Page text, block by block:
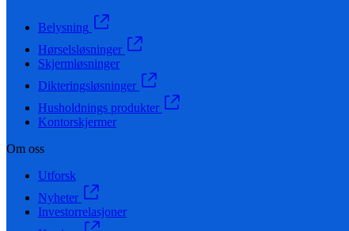
Belysning
Hørselsløsninger
Skjermløsninger
Dikteringsløsninger
Husholdnings produkter
Kontorskjermer
Om oss
Utforsk
Nyheter
Investorrelasjoner